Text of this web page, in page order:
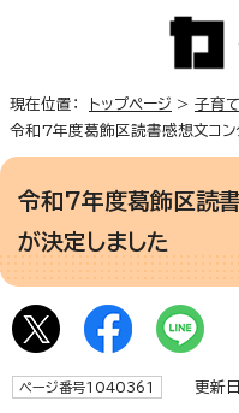
現在位置： トップページ > 子育て
令和7年度葛飾区読書感想文コン
令和7年度葛飾区読
が決定しました
ページ番号1040361 更新日